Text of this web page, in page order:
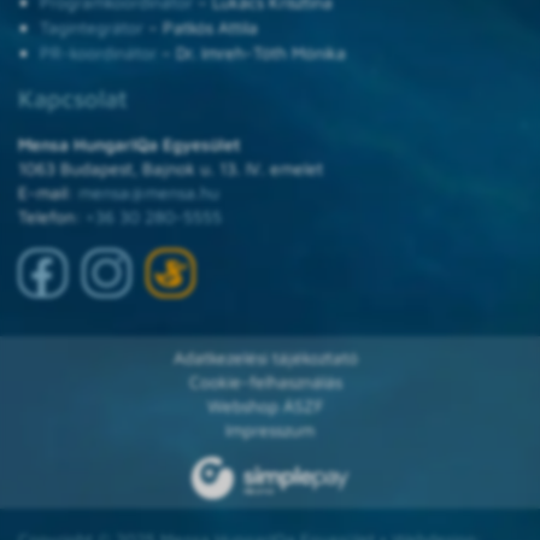
Tagintegrátor
– Patkós Attila
PR-koordinátor – Dr. Imreh-Tóth Mónika
Kapcsolat
Mensa HungarIQa Egyesület
1063 Budapest, Bajnok u. 13. IV. emelet
E-mail: mensa@mensa.hu
Telefon:
+36 30 280-5555
Adatkezelési tájékoztató
Cookie-felhasználás
Webshop ÁSZF
Impresszum